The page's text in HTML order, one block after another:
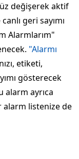
değişerek aktif
geri sayımı
Alarmlarım"
"Alarmı
etiketi,
gösterecek
alarm ayrıca
alarm listenize de